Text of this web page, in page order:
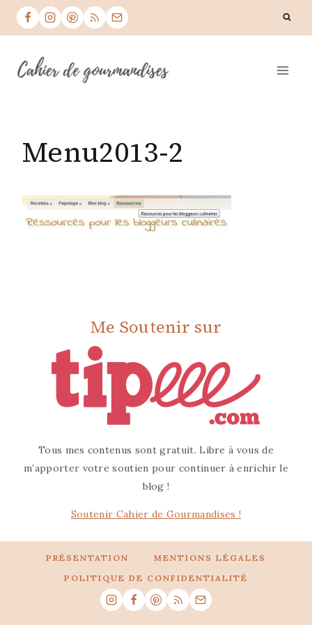
Skip
Menu2013-2
Me Soutenir sur
Tous mes contenus sont gratuit. Libre à vous de
m’apporter votre soutien pour continuer à enrichir le
blog !
Soutenir Cahier de Gourmandises !
PRÉSENTATION
MENTIONS LÉGALES
POLITIQUE DE CONFIDENTIALITÉ